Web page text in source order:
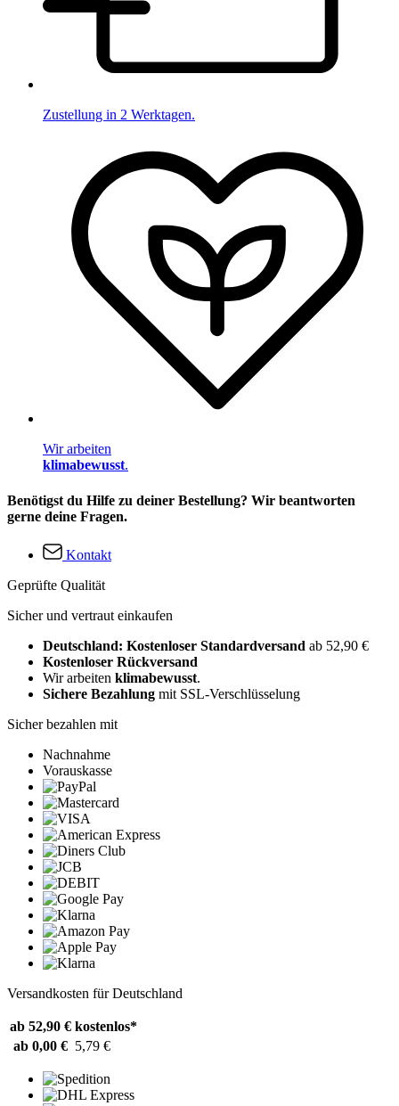
Zustellung in 2 Werktagen.
Wir arbeiten
klimabewusst.
Benötigst du Hilfe zu deiner Bestellung? Wir beantworten
gerne deine Fragen.
Kontakt
Geprüfte Qualität
Sicher und vertraut einkaufen
Deutschland: Kostenloser Standardversand ab 52,90 €
Kostenloser Rückversand
Wir arbeiten klimabewusst.
Sichere Bezahlung mit SSL-Verschlüsselung
Sicher bezahlen mit
Nachnahme
Vorauskasse
Versandkosten für Deutschland
ab 52,90 € kostenlos*
ab 0,00 € 5,79 €